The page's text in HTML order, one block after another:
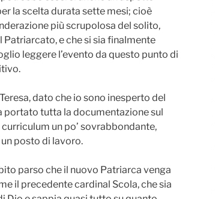
la scelta durata sette mesi; cioè
più scrupolosa del solito,
e che si sia finalmente
leggere l’evento da questo punto di
dato che io sono inesperto del
portato tutta la documentazione sul
un po’ sovrabbondante,
posto di lavoro.
parso che il nuovo Patriarca venga
il precedente cardinal Scola, che sia